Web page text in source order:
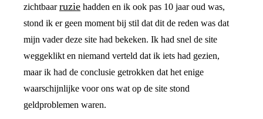
zichtbaarruzie hadden en ik ook pas 10 jaar oud was,
stond ik er geen moment bij stil dat dit de reden was dat
mijn vader deze site had bekeken. Ik had snel de site
weggeklikt en niemand verteld dat ik iets had gezien,
maar ik had de conclusie getrokken dat het enige
waarschijnlijke voor ons wat op de site stond
geldproblemen waren.